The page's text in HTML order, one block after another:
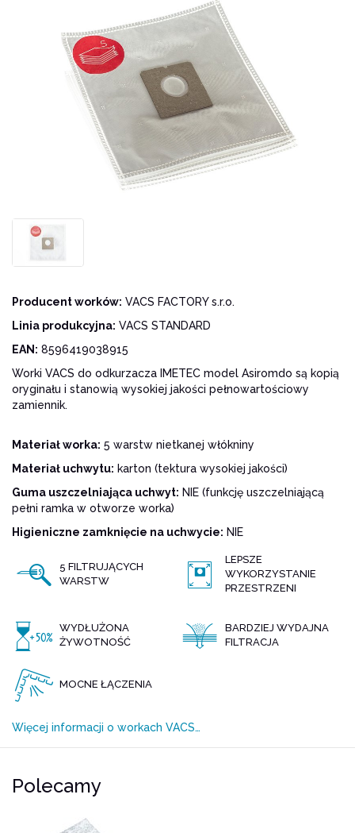
Producent worków: VACS FACTORY s.r.o.
Linia produkcyjna: VACS STANDARD
EAN: 8596419038915
Worki VACS do odkurzacza IMETEC model Asiromdo są kopią
oryginału i stanowią wysokiej jakości pełnowartościowy
zamiennik.
Materiał worka: 5 warstw nietkanej włókniny
Materiał uchwytu: karton (tektura wysokiej jakości)
Guma uszczelniająca uchwyt: NIE (funkcję uszczelniającą
pełni ramka w otworze worka)
Higieniczne zamknięcie na uchwycie: NIE
5 FILTRUJĄCYCH
WARSTW
LEPSZE
WYKORZYSTANIE
PRZESTRZENI
WYDŁUŻONA
ŻYWOTNOŚĆ
BARDZIEJ WYDAJNA
FILTRACJA
MOCNE ŁĄCZENIA
Więcej informacji o workach VACS…
Polecamy